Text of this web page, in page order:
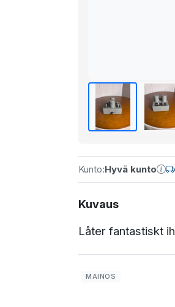
Kunto:Hyvä kunto
Kuvaus
Låter fantastiskt